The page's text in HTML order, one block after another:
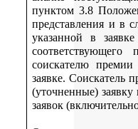
пунктом 3.8
представления и в
указанной в
соответствующего
соискателю
заявке. Соискатель
(уточненные)
заявок